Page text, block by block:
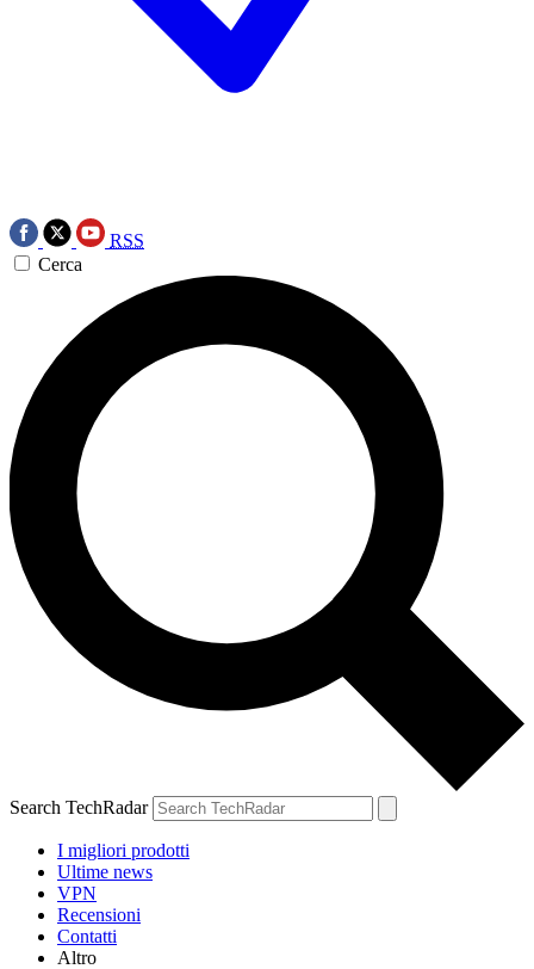
RSS
Cerca
Search TechRadar
I migliori prodotti
Ultime news
VPN
Recensioni
Contatti
Altro